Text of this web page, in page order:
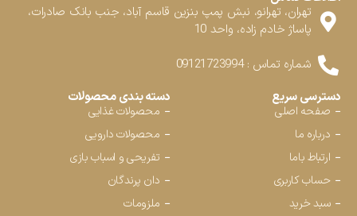
تهران، تهرانو، نبش پمپ بنزین قاسم آباد، جنب بانک صادرات،
پاساژ خادم زاده، واحد 10
شماره تماس : 09121723994
دسترسی سریع
صفحه اصلی
درباره ما
ارتباط باما
حساب کاربری
سبد خرید
دسته بندی محصولات
محصولات غذایی
محصولات دارویی
تفریحی و اسباب بازی
دان پرندگان
ملزومات